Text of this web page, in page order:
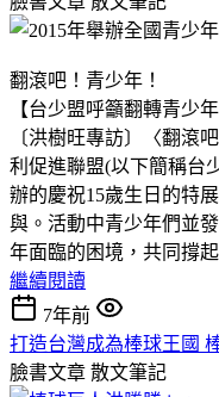
翻滾吧！青少年！
【台少盟呼籲翻轉青少
〔洪樹旺專訪〕〈翻滾
利促進聯盟(以下簡稱台
辦的慶祝15歲生日的特
與。活動中青少年們並
年面臨的困境，共同撐
繼續閱讀
7年前
打造台灣成為棒球王國
臉書文章 散文筆記